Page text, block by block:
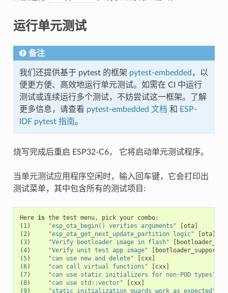
运行单元测试
备注
我们还提供基于 pytest 的框架 pytest-embedded ，以
便更方便、高效地运行单元测试。如需在 CI 中运行
测试或连续运行多个测试，不妨尝试这一框架。了解
更多信息，请查看 pytest-embedded 文档 和
ESP-
IDF pytest 指南。
烧写完成后重启 ESP32-C6， 它将启动单元测试程序。
当单元测试应用程序空闲时，输入回车键，它会打印出
测试菜单，其中包含所有的测试项目:
Here is the test menu, pick your combo:
( 1) "esp_ota_begin() verifies arguments" [ota]
(2) "esp_ota_get_next_update_partition logic" [ota]
(3) "Verify bootloader image in flash" [
(4) "Verify unit test app image" [ bootloader_support
(5) "can use new and delete" [cxx]
(6) "can call virtual functions" [cxx]
(7) "can use static initializers for non-POD types"
(8) "can use std::vector" [cxx]
(9) "static initialization guards work as expected"